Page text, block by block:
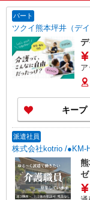
パート
ツクイ熊本坪井（デイ
キープ
派遣社員
株式会社kotrio /●KM-